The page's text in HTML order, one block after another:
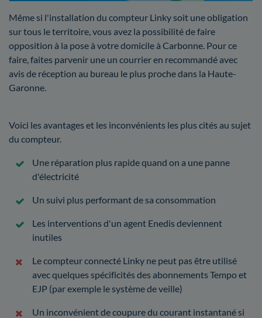
Même si l'installation du compteur Linky soit une obligation
sur tous le territoire, vous avez la possibilité de faire
opposition à la pose à votre domicile à Carbonne. Pour ce
faire, faites parvenir une un courrier en recommandé avec
avis de réception au bureau le plus proche dans la Haute-
Garonne.
Voici les avantages et les inconvénients les plus cités au sujet
du compteur.
Une réparation plus rapide quand on a une panne
d'électricité
Un suivi plus performant de sa consommation
Les interventions d'un agent Enedis deviennent
inutiles
Le compteur connecté Linky ne peut pas être utilisé
avec quelques spécificités des abonnements Tempo et
EJP (par exemple le système de veille)
Un inconvénient de coupure du courant instantané si